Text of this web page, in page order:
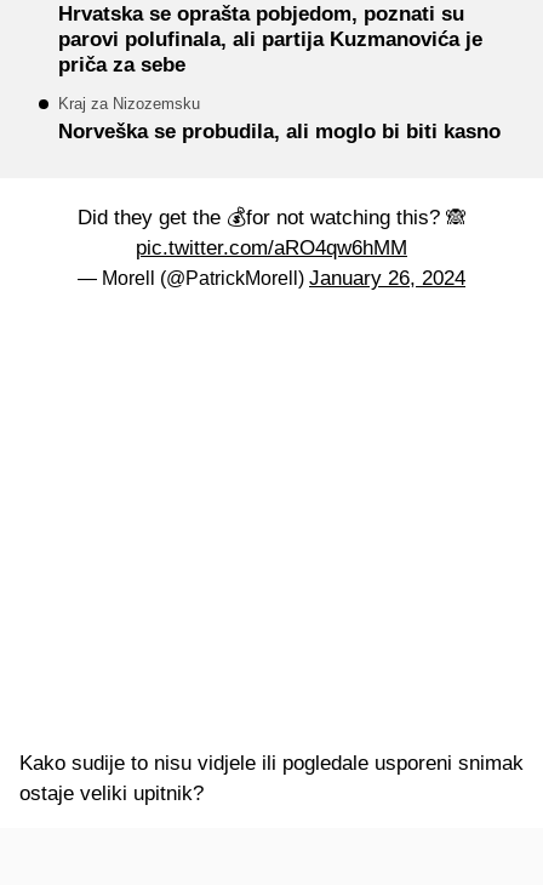
Hrvatska se oprašta pobjedom, poznati su
parovi polufinala, ali partija Kuzmanovića je
priča za sebe
Kraj za Nizozemsku
Norveška se probudila, ali moglo bi biti kasno
Did they get the 💰for not watching this? 🙈
pic.twitter.com/aRO4qw6hMM
— Morell (@PatrickMorell) January 26, 2024
Kako sudije to nisu vidjele ili pogledale usporeni snimak
ostaje veliki upitnik?